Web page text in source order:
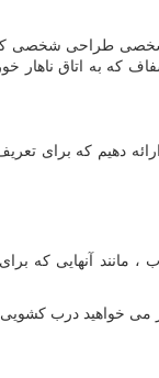
طراحی شخصی
که به اتاق ناهار
دهیم که
آنهایی که
خواهید درب کشویی